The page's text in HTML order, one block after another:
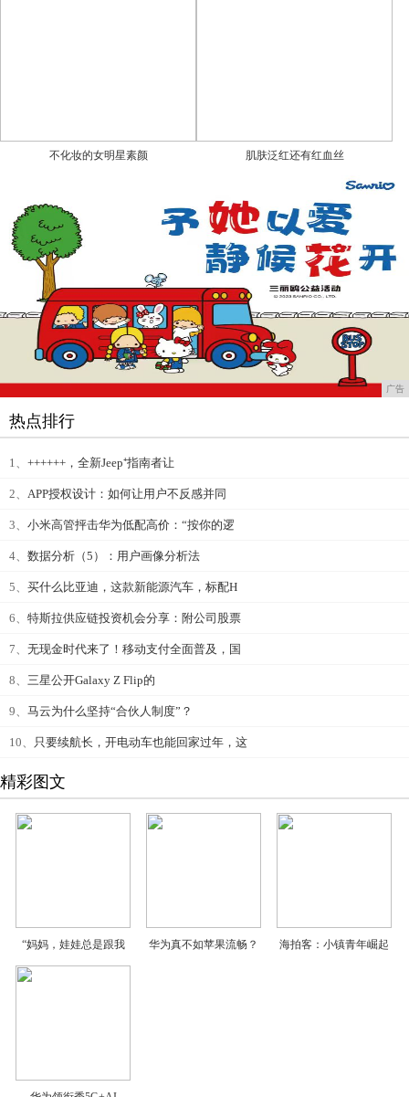
不化妆的女明星素颜 肌肤泛红还有红血丝
广告
热点排行
1、 ++++++，全新Jeep⁺指南者让
2、 APP授权设计：如何让用户不反感并同
3、 小米高管抨击华为低配高价：“按你的逻
4、 数据分析（5）：用户画像分析法
5、 买什么比亚迪，这款新能源汽车，标配H
6、 特斯拉供应链投资机会分享：附公司股票
7、 无现金时代来了！移动支付全面普及，国
8、 三星公开Galaxy Z Flip的
9、 马云为什么坚持“合伙人制度”？
10、 只要续航长，开电动车也能回家过年，这
精彩图文
“妈妈，娃娃总是跟我 华为真不如苹果流畅？ 海拍客：小镇青年崛起